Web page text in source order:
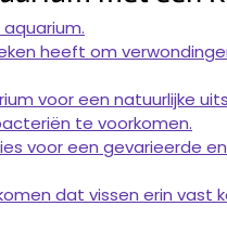
heeft om
voor een natuurlijke
te voorkomen.
voor een gevarieerde en
dat vissen erin vast